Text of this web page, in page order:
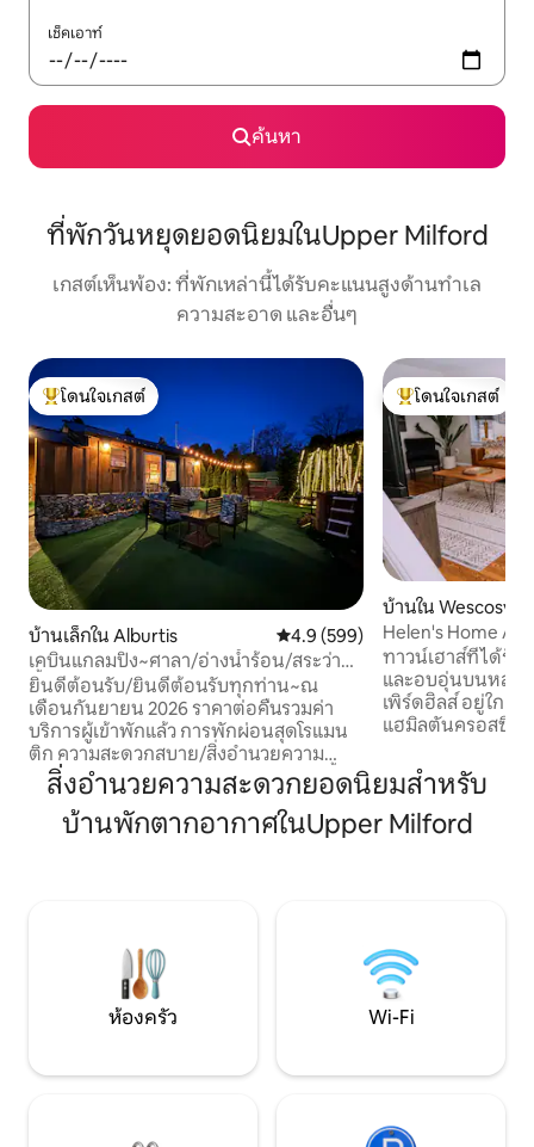
เช็คเอาท์
ค้นหา
ที่พักวันหยุดยอดนิยมในUpper Milford
เกสต์เห็นพ้อง: ที่พักเหล่านี้ได้รับคะแนนสูงด้านทำเล
ความสะอาด และอื่นๆ
โดนใจเกสต์ที่สุด
โดนใจเกสต์
บ้านเล็กใน Alburtis คะแนนเฉลี่ย 4.9 จาก 5, 599 รีวิว
4.9 (599)
เคบินแกลมปิง~ศาลา/อ่างน้ำร้อน/สระว่าย
น้ำ 1.5 เท่าของนิวยอร์ก/1 เท่าของฟิลา
เดลเฟีย
ยินดีต้อนรับ/ยินดีต้อนรับทุกท่าน~ณ
เดือนกันยายน 2026 ราคาต่อคืนรวมค่า
บริการผู้เข้าพักแล้ว การพักผ่อนสุดโรแมน
ติก ความสะดวกสบาย/สิ่งอำนวยความ
สะดวกของเคบินพร้อมบรรยากาศการตั้ง
แคมป์ ห้องครัวอุปกรณ์ครบครัน ที่พัก
สำหรับการพักผ่อนแบบมีประสบการณ์/
ส่วนตัว/มีรั้วล้อมรอบ ศาลา~เตาผิงแก๊สและ
ความวุ่นวายของเมือง ตั้งอยู่ 3 ด้านริมวิว
ฟาร์ม/ทุ่งหญ้าเดินทางจากจุดตะวันออกใน
นิวยอร์กซิตีและฟิลาเดลเฟีย
โดนใจเกสต์ที่สุด
โดนใจเกสต์
บ้านใน Wescosville
Helen's Home
Wescosville
ทาวน์เฮาส์ที่ได้รับ
และอบอุ่นบนหลุม
เพิร์ดฮิลส์ อยู่ใกล้ทางหลวง ดอร์นีย์พาร์ค
แฮมิลตันครอสซิง
ทางเดินป่า ปลอดภัยและสะดวกมาก บ้าน
น่ารักมีห้องนอนใ
เตียงคิงไซส์ 1 เตี
ควีนไซส์ 1 เตียงและ
ส่วนตัว
สิ่งอำนวยความสะดวกยอดนิยมสำหรับ
บ้านพักตากอากาศในUpper Milford
ห้องครัว Wi-Fi